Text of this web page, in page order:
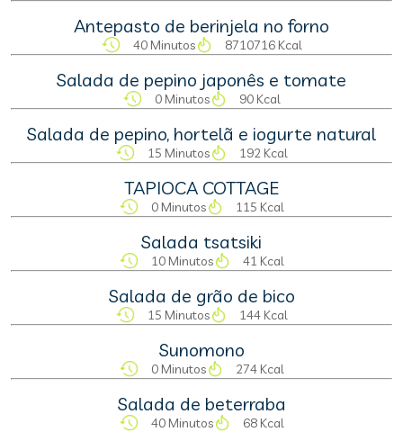
Antepasto de berinjela no forno
40 Minutos 8710716 Kcal
Salada de pepino japonês e tomate
0 Minutos 90 Kcal
Salada de pepino, hortelã e iogurte natural
15 Minutos 192 Kcal
TAPIOCA COTTAGE
0 Minutos 115 Kcal
Salada tsatsiki
10 Minutos 41 Kcal
Salada de grão de bico
15 Minutos 144 Kcal
Sunomono
0 Minutos 274 Kcal
Salada de beterraba
40 Minutos 68 Kcal